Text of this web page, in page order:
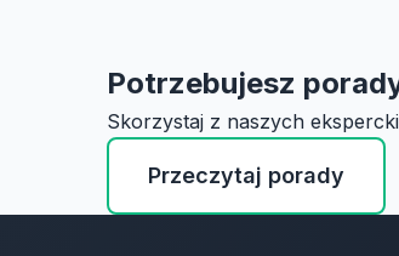
Potrzebujesz
Skorzystaj z naszych
Przeczytaj porady